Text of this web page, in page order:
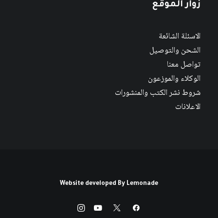
زوار الموقع
الاسئلة الشائعة
الشحن والتوصيل
تواصل معنا
الوكلاء والموزعون
شروط نشر الكتب والمنشورات
الاعلانات
Website developed By Lemonade